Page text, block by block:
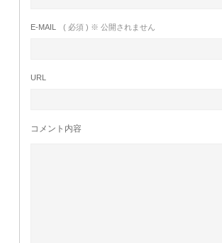
E-MAIL ( 必須 ) ※ 公開されません
URL
コメント内容